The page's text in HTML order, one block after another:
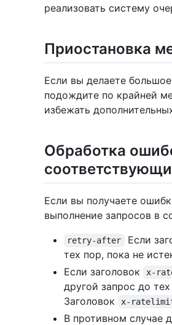
реализовать систему
Приостановка
Если вы делаете
подождите по крайней
избежать
Обработка
Если вы получаете
выполнение запросов в
retry-after
Если
тех пор, пока не
Если заголовок
x-
другой запрос до
Заголовок
x-
В противном случае